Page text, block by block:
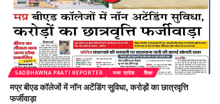
SADBHAWNA PAATI REPORTER मध्य प्रदेश शिक्षा
मप्र बीएड कॉलेजों में नॉन अटेंडिंग सुविधा, करोड़ों का छात्रवृत्ति
फर्जीवाड़ा